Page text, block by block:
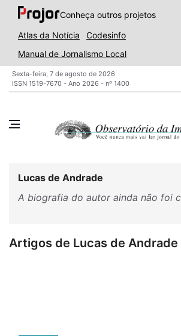
Conheça outros projetos
Atlas da Notícia
Codesinfo
Manual de Jornalismo Local
Sexta-feira, 7 de agosto de 2026
ISSN 1519-7670 - Ano 2026 - nº 1400
Lucas de Andrade
A biografia do autor ainda não foi
Artigos de Lucas de Andrade